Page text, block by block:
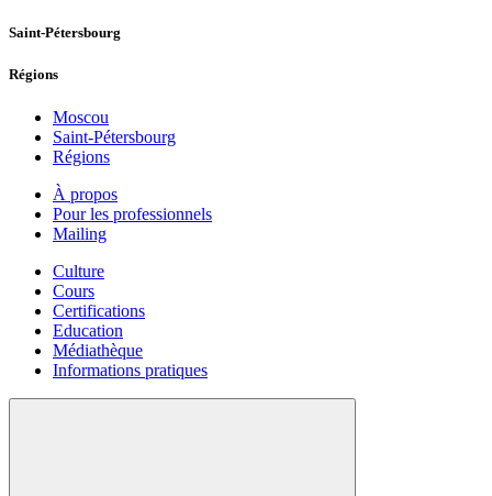
Saint-Pétersbourg
Régions
Moscou
Saint-Pétersbourg
Régions
À propos
Pour les professionnels
Mailing
Culture
Cours
Certifications
Education
Médiathèque
Informations pratiques